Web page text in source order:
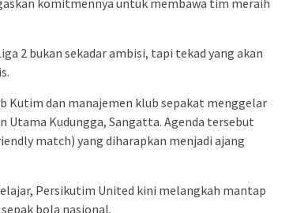
2 bukan sekadar ambisi, tapi tekad yang akan
Kutim dan manajemen klub sepakat menggelar
Utama Kudungga, Sangatta. Agenda tersebut
match) yang diharapkan menjadi ajang
Persikutim United kini melangkah mantap
bola nasional.